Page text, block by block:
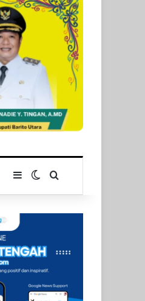
SidebarSwitch skin
Pencarian untuk